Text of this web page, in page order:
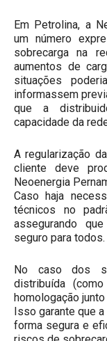
Em Petrolina, a
um número
sobrecarga na
aumentos de
situações
informassem
que a
capacidade da
A regularização
cliente deve
Neoenergia
Caso haja
técnicos no
assegurando
seguro para todos.
No caso dos
distribuída
homologação
Isso garante que
forma segura e